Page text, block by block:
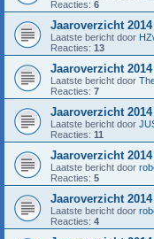
Reacties: 6
Jaaroverzicht
Laatste bericht door
Reacties: 13
Jaaroverzicht
Laatste bericht door
Reacties: 7
Jaaroverzicht
Laatste bericht door
Reacties: 11
Jaaroverzicht
Laatste bericht door
Reacties: 5
Jaaroverzicht
Laatste bericht door
Reacties: 4